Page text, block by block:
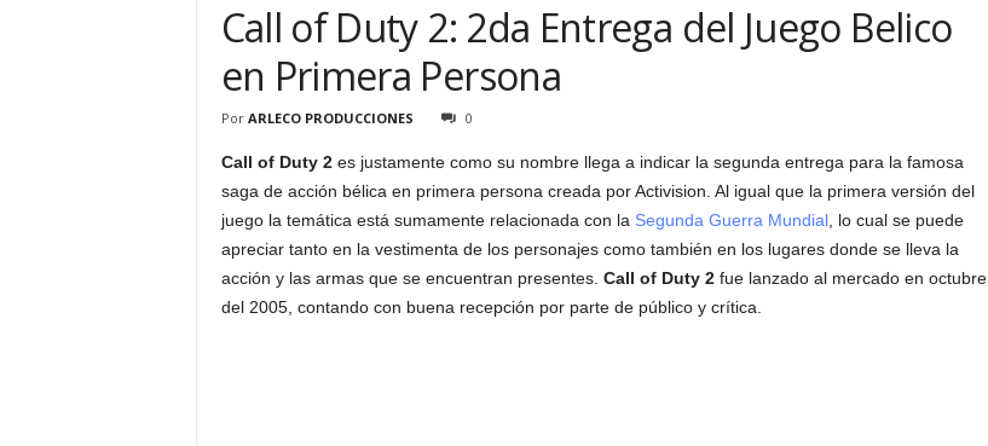
Call of Duty 2: 2da Entrega del Juego Belico
en Primera Persona
Por ARLECO PRODUCCIONES 0
Call of Duty 2es justamente como su nombre llega a indicar la segunda entrega para la famosa
saga de acción bélica en primera persona creada por Activision. Al igual que la primera versión del
juego la temática está sumamente relacionada con la Segunda Guerra Mundial, lo cual se puede
apreciar tanto en la vestimenta de los personajes como también en los lugares donde se lleva la
acción y las armas que se encuentran presentes. Call of Duty 2fue lanzado al mercado en octubre
del 2005, contando con buena recepción por parte de público y crítica.